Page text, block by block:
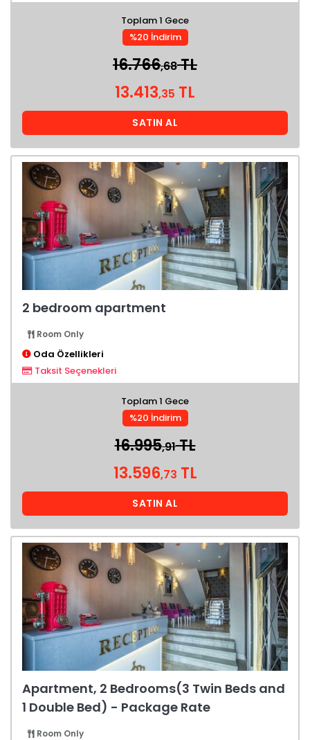
Toplam 1 Gece
%20 İndirim
16.766,68TL
13.413,35 TL
SATIN AL
2 bedroom apartment
Room Only
Oda Özellikleri
Taksit Seçenekleri
Toplam 1 Gece
%20 İndirim
16.995,91TL
13.596,73 TL
SATIN AL
Apartment, 2 Bedrooms(3 Twin Beds and
1 Double Bed) - Package Rate
Room Only